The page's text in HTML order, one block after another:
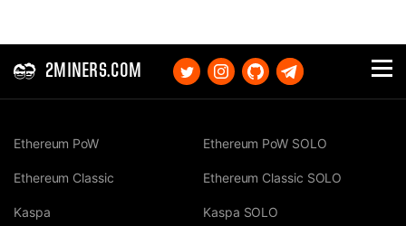
2MINERS.COM
Ethereum PoW
Ethereum Classic
Kaspa
Ethereum PoW SOLO
Ethereum Classic SOLO
Kaspa SOLO